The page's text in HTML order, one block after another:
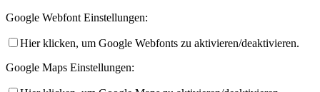
Google Webfont Einstellungen:
Hier klicken, um Google Webfonts zu aktivieren/deaktivieren.
Google Maps Einstellungen: